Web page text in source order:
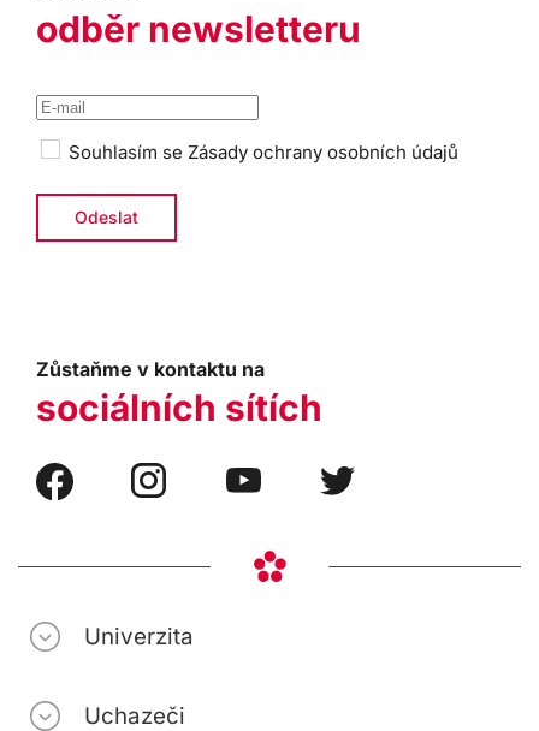
odběr newsletteru
Souhlasím se Zásady ochrany osobních údajů
Zůstaňme v kontaktu na
sociálních sítích
Univerzita
Uchazeči